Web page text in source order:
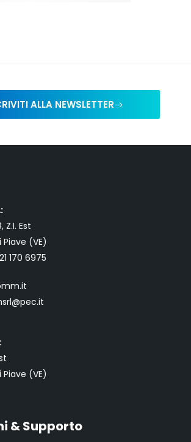
ALLA NEWSLETTER
Z.I. Est
(VE)
170 6975
(VE)
& Supporto